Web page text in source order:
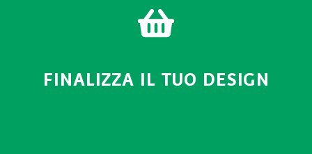
FINALIZZA IL TUO DESIGN